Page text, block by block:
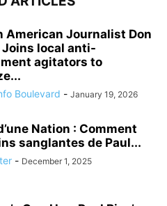
American Journalist Don
Joins local anti-
agitators to
Boulevard - January 19, 2026
Nation : Comment
sanglantes de Paul...
- December 1, 2025